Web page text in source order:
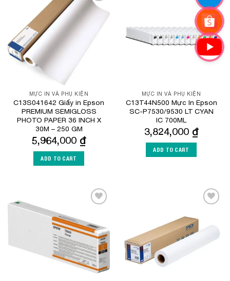
Add to
MỰC IN VÀ PHỤ KIỆN
C13S041642 Giấy in Epson
PREMIUM SEMIGLOSS
PHOTO PAPER 36 INCH X
30M – 250 GM
5,964,000 ₫
ADD TO CART
Add to
Wishlist
MỰC IN VÀ PHỤ KIỆN
C13T44N500 Mực In Epson
SC-P7530/9530 LT CYAN
IC 700ML
3,824,000 ₫
ADD TO CART
Wishlist